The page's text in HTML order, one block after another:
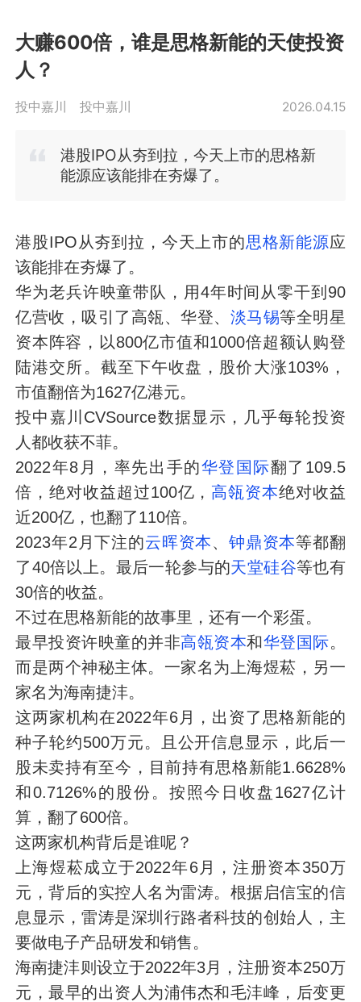
大赚600倍，谁是思格新能的天使投资
人？
投中嘉川 投中嘉川 2026.04.15
港股IPO从夯到拉，今天上市的思格新
能源应该能排在夯爆了。
港股IPO从夯到拉，今天上市的思格新能源应
该能排在夯爆了。
华为老兵许映童带队，用4年时间从零干到90
亿营收，吸引了高瓴、华登、 淡马锡等全明星
资本阵容，以800亿市值和1000倍超额认购登
陆港交所。截至下午收盘，股价大涨103%，
市值翻倍为1627亿港元。
投中嘉川CVSource数据显示，几乎每轮投资
人都收获不菲。
2022年8月，率先出手的华登国际翻了109.5
倍，绝对收益超过100亿， 高瓴资本绝对收益
近200亿，也翻了110倍。
2023年2月下注的云晖资本、 钟鼎资本等都翻
了40倍以上。最后一轮参与的天堂硅谷等也有
30倍的收益。
不过在思格新能的故事里，还有一个彩蛋。
最早投资许映童的并非高瓴资本和华登国际。
而是两个神秘主体。一家名为上海煜菘，另一
家名为海南捷沣。
这两家机构在2022年6月，出资了思格新能的
种子轮约500万元。且公开信息显示，此后一
股未卖持有至今，目前持有思格新能1.6628%
和0.7126%的股份。按照今日收盘1627亿计
算，翻了600倍。
这两家机构背后是谁呢？
上海煜菘成立于2022年6月，注册资本350万
元，背后的实控人名为雷涛。根据启信宝的信
息显示，雷涛是深圳行路者科技的创始人，主
要做电子产品研发和销售。
海南捷沣则设立于2022年3月，注册资本250万
元，最早的出资人为浦伟杰和毛沣峰，后变更